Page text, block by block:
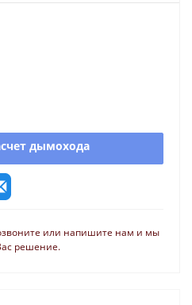
дымохода
или напишите нам и мы
решение.